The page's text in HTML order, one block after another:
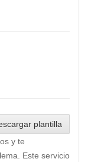
plantilla
y te
Este servicio